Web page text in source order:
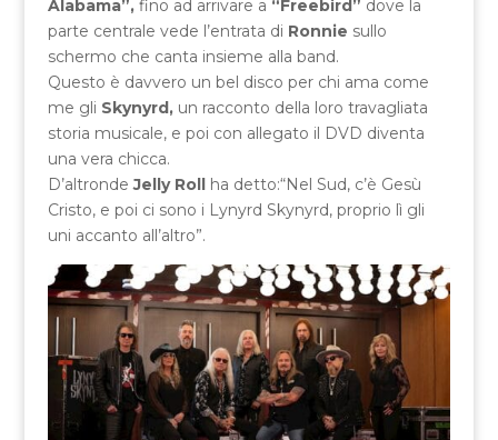
Alabama”,fino ad arrivare a “Freebird” dove la
parte centrale vede l’entrata di Ronnie sullo
schermo che canta insieme alla band.
Questo è davvero un bel disco per chi ama come
me gli Skynyrd,un racconto della loro travagliata
storia musicale, e poi con allegato il DVD diventa
una vera chicca.
D’altronde Jelly Roll ha detto:“Nel Sud, c’è Gesù
Cristo, e poi ci sono i Lynyrd Skynyrd, proprio lì gli
uni accanto all’altro”.